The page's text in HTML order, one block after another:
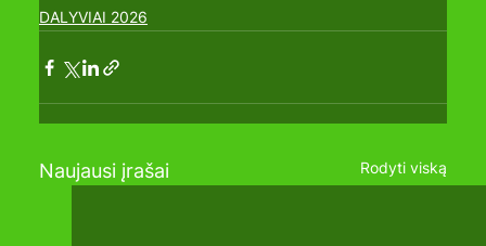
DALYVIAI 2026
Naujausi įrašai Rodyti viską